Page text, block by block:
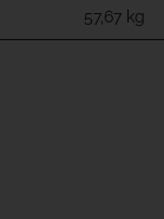
57,67 kg